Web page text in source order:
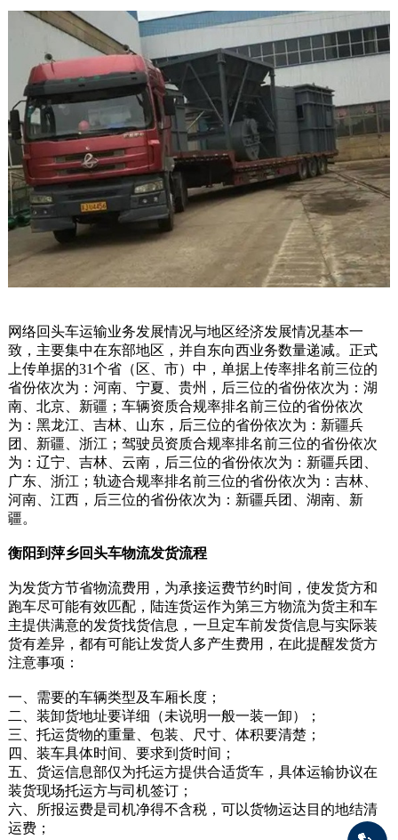
网络回头车运输业务发展情况与地区经济发展情况基本一
致，主要集中在东部地区，并自东向西业务数量递减。正式
上传单据的31个省（区、市）中，单据上传率排名前三位的
省份依次为：河南、宁夏、贵州，后三位的省份依次为：湖
南、北京、新疆；车辆资质合规率排名前三位的省份依次
为：黑龙江、吉林、山东，后三位的省份依次为：新疆兵
团、新疆、浙江；驾驶员资质合规率排名前三位的省份依次
为：辽宁、吉林、云南，后三位的省份依次为：新疆兵团、
广东、浙江；轨迹合规率排名前三位的省份依次为：吉林、
河南、江西，后三位的省份依次为：新疆兵团、湖南、新
疆。
衡阳到萍乡回头车物流发货流程
为发货方节省物流费用，为承接运费节约时间，使发货方和
跑车尽可能有效匹配，陆连货运作为第三方物流为货主和车
主提供满意的发货找货信息，一旦定车前发货信息与实际装
货有差异，都有可能让发货人多产生费用，在此提醒发货方
注意事项：
一、需要的车辆类型及车厢长度；
二、装卸货地址要详细（未说明一般一装一卸）；
三、托运货物的重量、包装、尺寸、体积要清楚；
四、装车具体时间、要求到货时间；
五、货运信息部仅为托运方提供合适货车，具体运输协议在
装货现场托运方与司机签订；
六、所报运费是司机净得不含税，可以货物运达目的地结清
运费；